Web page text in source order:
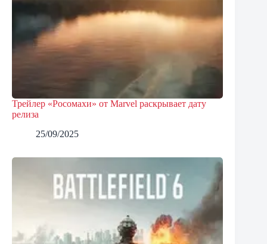
Трейлер «Росомахи» от Marvel раскрывает дату
релиза
25/09/2025